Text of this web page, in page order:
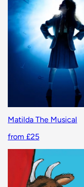
Matilda The Musical
from £25